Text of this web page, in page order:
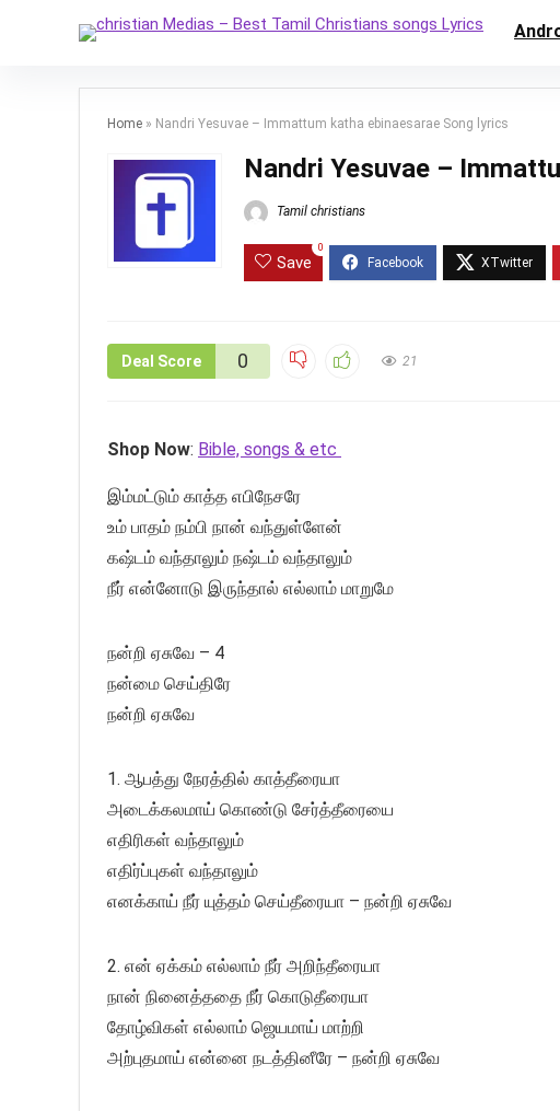
Home » Nandri Yesuvae – Immattum katha ebinaesarae Song lyrics
Nandri Yesuvae –
Tamil christians
Save
0
Deal Score 0 21
Shop Now: Bible, songs & etc
இம்மட்டும் காத்த எபிநேசரே
உம் பாதம் நம்பி நான் வந்துள்ளேன்
கஷ்டம் வந்தாலும் நஷ்டம் வந்தாலும்
நீர் என்னோடு இருந்தால் எல்லாம் மாறுமே
நன்றி ஏசுவே – 4
நன்மை செய்திரே
நன்றி ஏசுவே
1. ஆபத்து நேரத்தில் காத்தீரையா
அடைக்கலமாய் கொண்டு சேர்த்தீரையை
எதிரிகள் வந்தாலும்
எதிர்ப்புகள் வந்தாலும்
எனக்காய் நீர் யுத்தம் செய்தீரையா – நன்றி ஏசுவே
2. என் ஏக்கம் எல்லாம் நீர் அறிந்தீரையா
நான் நினைத்ததை நீர் கொடுதீரையா
தோழ்விகள் எல்லாம் ஜெயமாய் மாற்றி
அற்புதமாய் என்னை நடத்தினீரே – நன்றி ஏசுவே